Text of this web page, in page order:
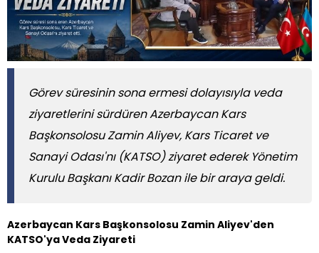
Görev süresinin sona ermesi dolayısıyla veda
ziyaretlerini sürdüren Azerbaycan Kars
Başkonsolosu Zamin Aliyev, Kars Ticaret ve
Sanayi Odası'nı (KATSO) ziyaret ederek Yönetim
Kurulu Başkanı Kadir Bozan ile bir araya geldi.
Azerbaycan Kars Başkonsolosu Zamin Aliyev'den
KATSO'ya Veda Ziyareti